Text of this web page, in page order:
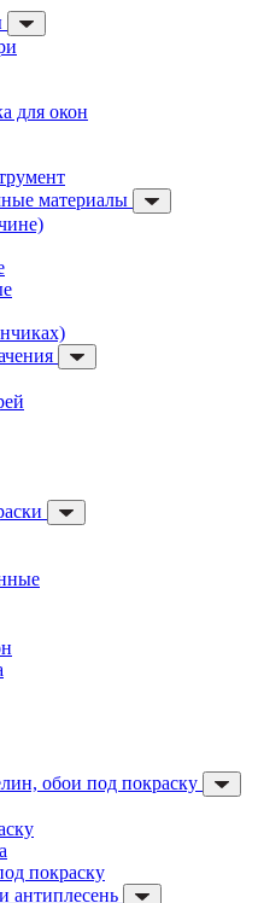
для окон
материалы
обои под покраску
покраску
антиплесень